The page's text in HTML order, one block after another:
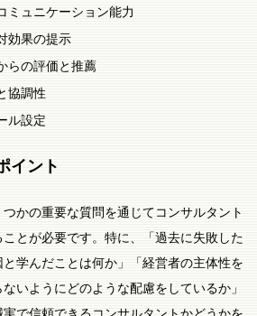
ミュニケーション能力
効果の提示
らの評価と推薦
協調性
ル設定
イント
かの重要な質問を通じてコンサルタント
とが必要です。特に、「過去に失敗した
学んだことは何か」「経営者の主体性を
いようにどのような配慮をしているか」